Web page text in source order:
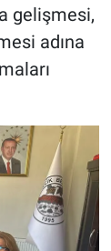
gelişmesi,
adına